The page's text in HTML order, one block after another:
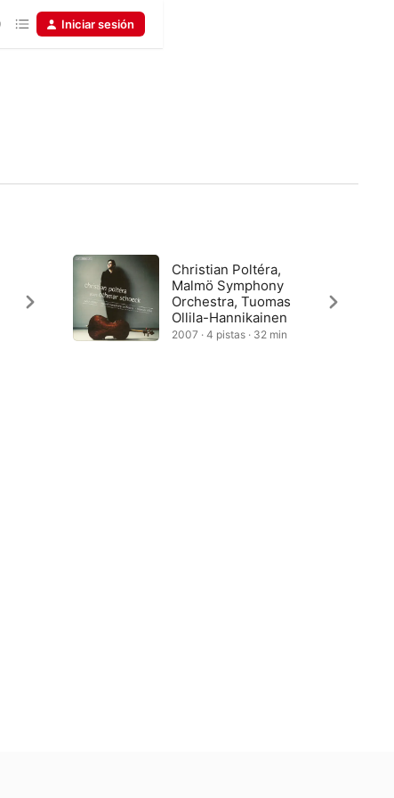
Iniciar sesión
Christian Poltéra,
Malmö Symphony
Orchestra, Tuomas
Ollila-Hannikainen
2007 · 4 pistas · 32 min